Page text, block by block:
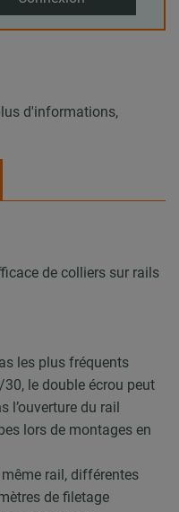
d'informations,
de colliers sur rails
les plus fréquents
le double écrou peut
l’ouverture du rail
lors de montages en
rail, différentes
de filetage